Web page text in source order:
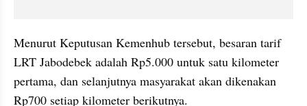
Menurut Keputusan Kemenhub tersebut, besaran tarif
LRT Jabodebek adalah Rp5.000 untuk satu kilometer
pertama, dan selanjutnya masyarakat akan dikenakan
Rp700 setiap kilometer berikutnya.